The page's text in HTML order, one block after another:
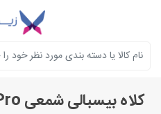
جستجو
کلاه بیسبالی شمعی Lets Win Pro نایک سبز